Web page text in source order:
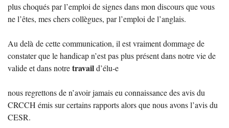
plus choqués par l’emploi de signes dans mon discours que vous
ne l’êtes, mes chers collègues, par l’emploi de l’anglais.
Au delà de cette communication, il est vraiment dommage de
constater que le handicap n’est pas plus présent dans notre vie de
valide et dans notretravaild’élu-e
nous regrettons de n’avoir jamais eu connaissance des avis du
CRCCH émis sur certains rapports alors que nous avons l’avis du
CESR.